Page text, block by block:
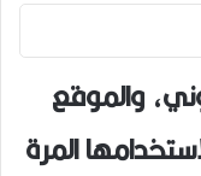
والموقع
المرة